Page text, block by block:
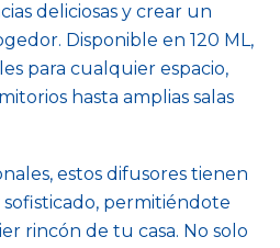
deliciosas y crear un
Disponible en 120 ML,
para cualquier espacio,
hasta amplias salas
estos difusores tienen
permitiéndote
rincón de tu casa. No solo